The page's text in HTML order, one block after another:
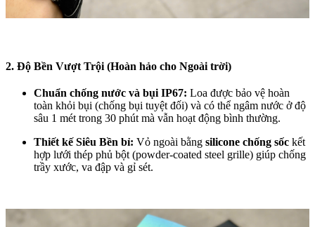
2. Độ Bền Vượt Trội (Hoàn hảo cho Ngoài trời)
Chuẩn chống nước và bụi IP67: Loa được bảo vệ hoàn
toàn khỏi bụi (chống bụi tuyệt đối) và có thể ngâm nước ở độ
sâu 1 mét trong 30 phút mà vẫn hoạt động bình thường.
Thiết kế Siêu Bền bỉ: Vỏ ngoài bằng silicone chống sốc kết
hợp lưới thép phủ bột (powder-coated steel grille) giúp chống
trầy xước, va đập và gỉ sét.